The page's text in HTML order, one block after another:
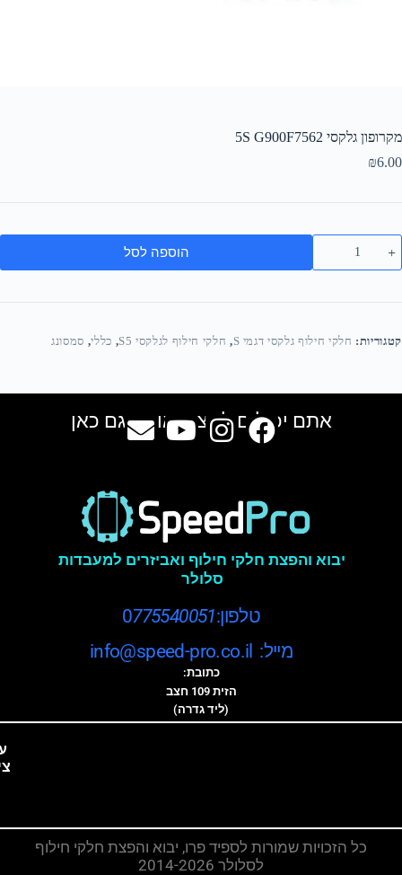
מקרופון גלקסי 5S G900F7562
₪6.00
הוספה לסל
קטגוריות: חלקי חילוף גלקסי דגמי S , חלקי חילוף לגלקסי S5 , כללי, סמסונג
אתם יכולים למצוא אותנו גם כאן
יבוא והפצת חלקי חילוף ואביזרים למעבדות
סלולר
טלפון:0775540051
מייל: info@speed-pro.co.il
כתובת:
הזית 109 חצב
(ליד גדרה)
כל הזכויות שמורות לספיד פרו, יבוא והפצת חלקי חילוף
לסלולר 2014-2026